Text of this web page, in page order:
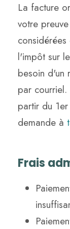
La facture
votre
l'impôt sur
besoin d'un
par
partir du
demande à
Frais